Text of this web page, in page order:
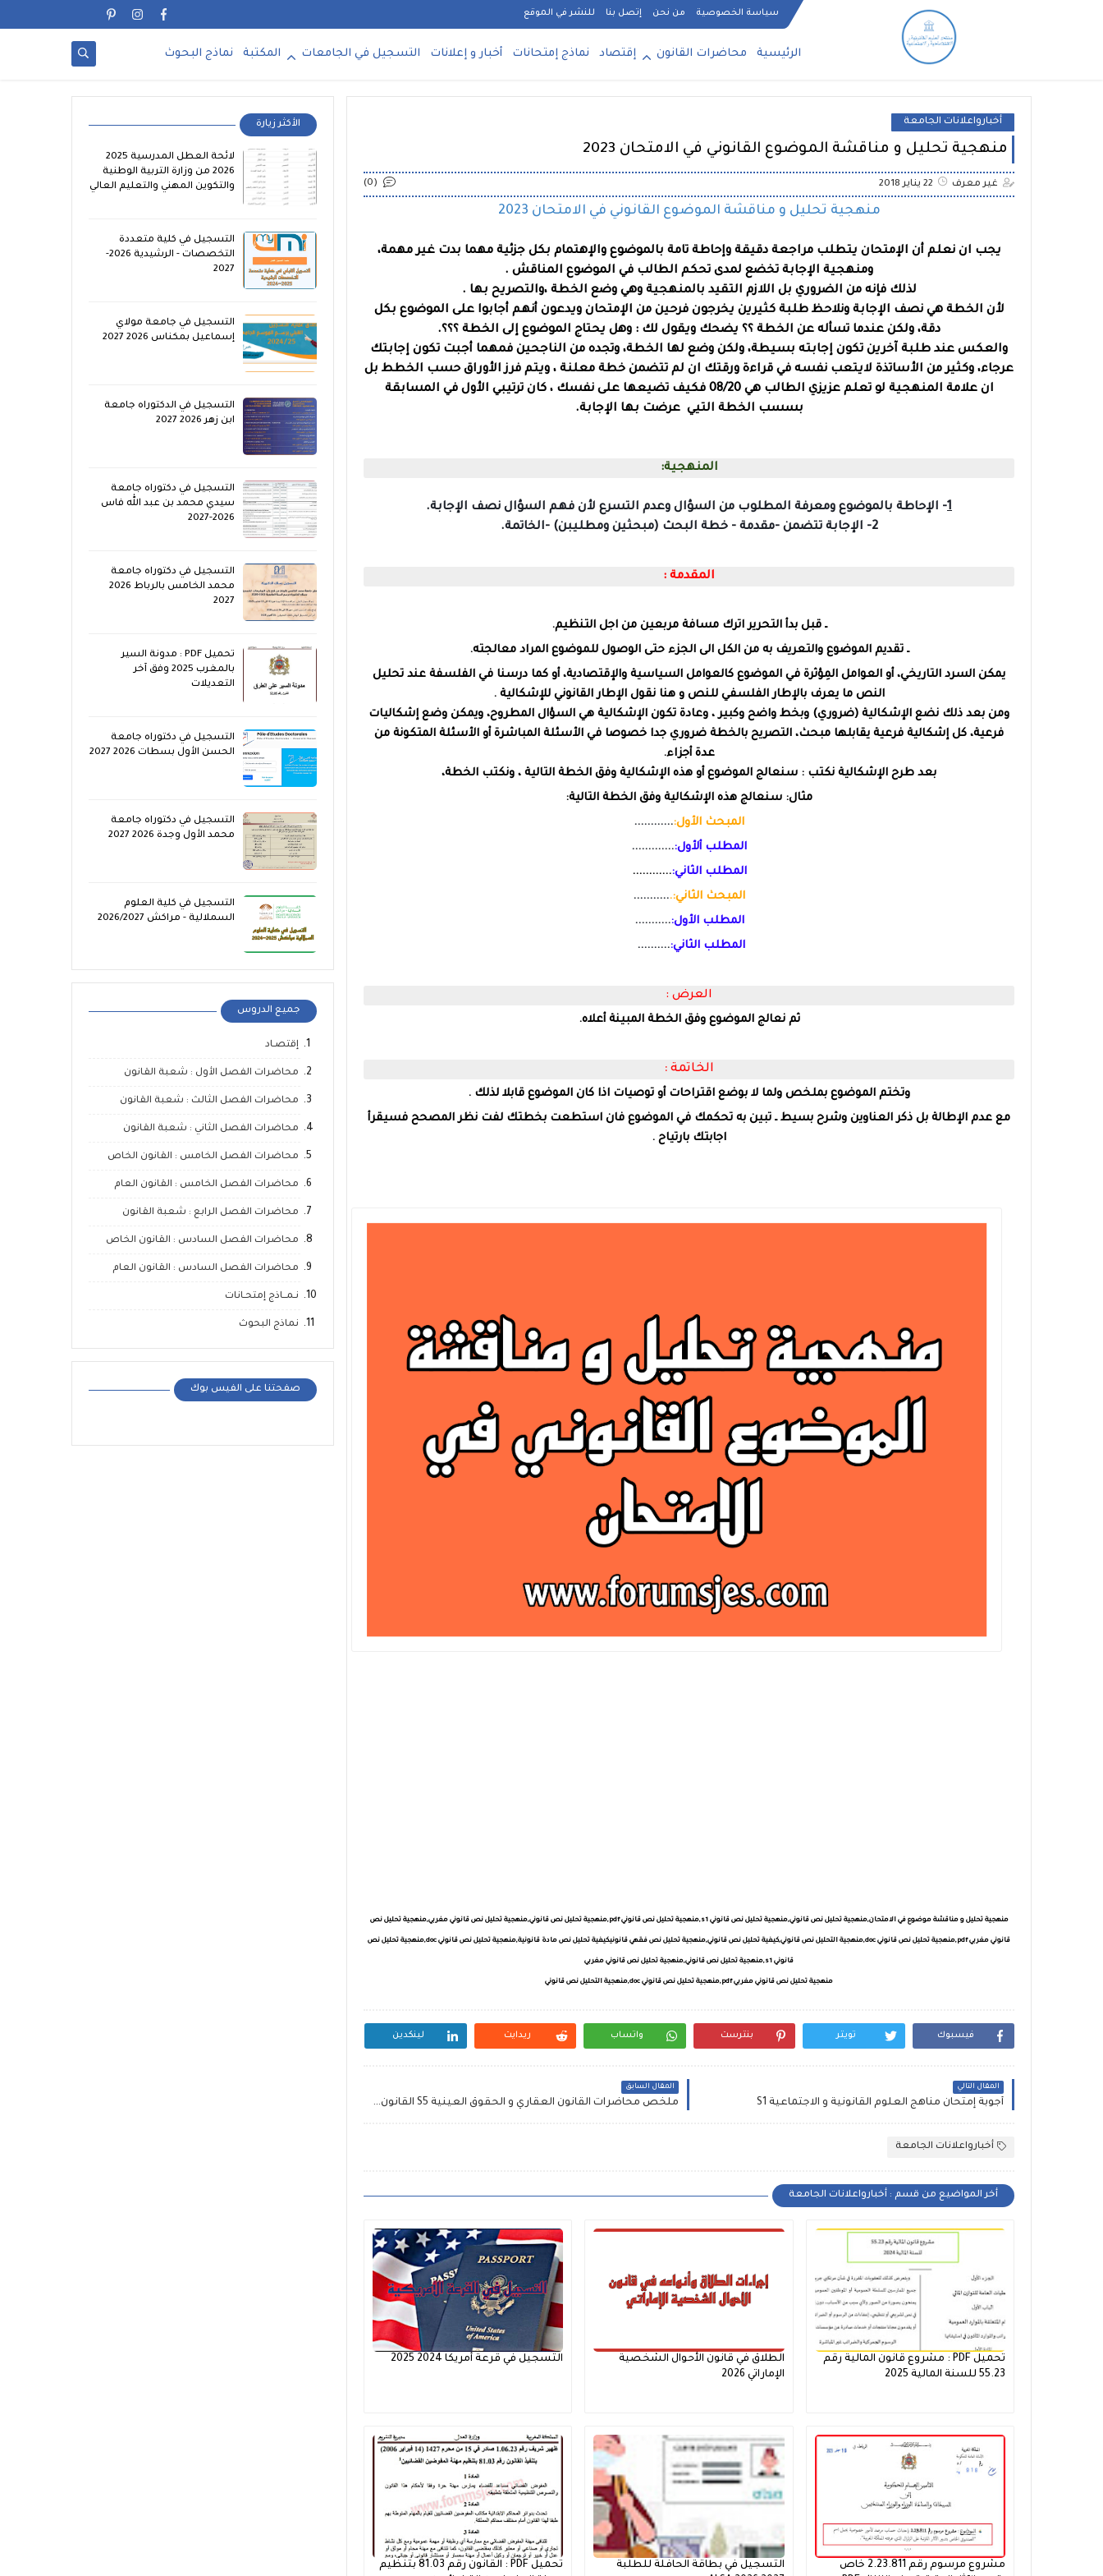
سياسة الخصوصية من نحن إتصل بنا للنشر في الموقع
الرئيسية محاضرات القانون إقتصاد نماذج إمتحانات أخبار و إعلانات التسجيل في الجامعات المكتبة نماذج البحوث
أخبارواعلانات الجامعة
منهجية تحليل و مناقشة الموضوع القانوني في الامتحان 2023
غير معرف 22 يناير 2018 (0)
منهجية تحليل و مناقشة الموضوع القانوني في الامتحان 2023
يجب ان نعلم أن الإمتحان يتطلب مراجعة دقيقة وإحاطة تامة بالموضوع والإهتمام بكل جزئية مهما بدت غير مهمة،
ومنهجية الإجابة تخضع لمدى تحكم الطالب في الموضوع المناقش .
لذلك فإنه من الضروري بل اللازم التقيد بالمنهجية وهي وضع الخطة ،والتصريح بها .
لأن الخطة هي نصف الإجابة ونلاحظ طلبة كثيرين يخرجون فرحين من الإمتحان ويدعون أنهم أجابوا على الموضوع بكل
دقة، ولكن عندما تسأله عن الخطة ؟؟ يضحك ويقول لك : وهل يحتاج الموضوع إلى الخطة ؟؟؟.
والعكس عند طلبة آخرين تكون إجابته بسيطة، ولكن وضع لها الخطة، وتجده من الناجحين فمهما أجبت تكون إجابتك
عرجاء، وكثير من الأساتذة لايتعب نفسه في قراءة ورقتك ان لم تتضمن خطة معلنة ، ويتم فرز الأوراق حسب الخطط بل
ان علامة المنهجية لو تعلم عزيزي الطالب هي08/20 فكيف تضيعها على نفسك ، كان ترتيبي الأول في المسابقة
بسسب الخطة التيي عرضت بها الإجابة.
المنهجية:
1- الإحاطة بالموضوع ومعرفة المطلوب من السؤال وعدم التسرع لأن فهم السؤال نصف الإجابة.
2- الإجابة تتضمن -مقدمة - خطة البحث (مبحثين ومطليبن) -الخاتمة.
المقدمة :
ـ قبل بدأ التحرير اترك مسافة مربعين من اجل التنظيم.
ـ تقديم الموضوع والتعريف به من الكل الى الجزء حتى الوصول للموضوع المراد معالجته.
يمكن السرد التاريخي، أو العوامل المِؤثرة في الموضوع كالعوامل السياسية والإقتصادية، أو كما درسنا في الفلسفة عند تحليل
النص ما يعرف بالإطار الفلسفي للنص و هنا نقول الإطار القانوني للإشكالية .
ومن بعد ذلك نضع الإشكالية (ضروري) وبخط واضح وكبير ، وعادة تكون الإشكالية هي السؤال المطروح، ويمكن وضع إشكاليات
فرعية، كل إشكالية فرعية يقابلها مبحث، التصريح بالخطة ضروري جدا خصوصا في الأسئلة المباشرة أو الأسئلة المتكونة من
عدة أجزاء.
بعد طرح الإشكالية نكتب : سنعالج الموضوع أو هذه الإشكالية وفق الخطة التالية ، ونكتب الخطة،
مثال: سنعالج هذه الإشكالية وفق الخطة التالية:
المبحث الأول:............
المطلب ألأول:.............
المطلب الثاني:............
المبحث الثاني:.
...........
المطلب الأول:...........
المطلب الثاني:..........
العرض :
ثم نعالج الموضوع وفق الخطة المبينة أعلاه.
الخاتمة :
وتختم الموضوع بملخص ولما لا بوضع اقتراحات أو توصيات اذا كان الموضوع قابلا لذلك .
مع عدم الإطالة بل ذكر العناوين وشرح بسيط ـ تبين به تحكمك في الموضوع فان استطعت بخطتك لفت نظر المصحح فسيقرأ
اجابتك بارتياح .
منهجية تحليل و مناقشة موضوع في الامتحان,منهجية تحليل نص قانوني,منهجية تحليل نص قانوني s1,منهجية تحليل نص قانوني pdf,منهجية تحليل نص قانوني,منهجية تحليل نص قانوني مغربي,منهجية تحليل نص
قانوني مغربي pdf,منهجية تحليل نص قانوني doc,منهجية التحليل نص قانوني,كيفية تحليل نص قانوني,منهجية تحليل نص فقهي قانوني كيفية تحليل نص مادة قانونية,منهجية تحليل نص قانوني doc,منهجية تحليل نص
قانوني s1,منهجية تحليل نص قانوني,منهجية تحليل نص قانوني مغربي
منهجية تحليل نص قانوني مغربي pdf,منهجية تحليل نص قانوني doc,منهجية التحليل نص قانوني
فيسبوك تويتر بنترست واتساب ريدايت لينكدين
المقال التالي
أجوبة إمتحان مناهج العلوم القانونية و الاجتماعية S1
المقال السابق
ملخص محاضرات القانون العقاري و الحقوق العينية S5 القانون الخاص
أخبارواعلانات الجامعة
أخر المواضيع من قسم : أخبارواعلانات الجامعة
تحميل PDF : مشروع قانون المالية رقم
55.23 للسنة المالية 2025
الطلاق في قانون الأحوال الشخصية
الإماراتي 2026
التسجيل في قرعة أمريكا 2024 2025
مشروع مرسوم رقم 2.23.811 خاص
التسجيل في بطاقة الحافلة للطلبة
تحميل PDF : القانون رقم 81.03 بتنظيم
الأكثر زيارة
لائحة العطل المدرسية 2025
2026 من وزارة التربية الوطنية
والتكوين المهني والتعليم العالي
التسجيل في كلية متعددة
التخصصات - الرشيدية 2026-
2027
التسجيل في جامعة مولاي
إسماعيل بمكناس 2026 2027
التسجيل في الدكتوراه جامعة
ابن زهر 2026 2027
التسجيل في دكتوراه جامعة
سيدي محمد بن عبد الله فاس
2026-2027
التسجيل في دكتوراه جامعة
محمد الخامس بالرباط 2026
2027
تحميل PDF : مدونة السير
بالمغرب 2025 وفق آخر
التعديلات
التسجيل في دكتوراه جامعة
الحسن الأول بسطات 2026 2027
التسجيل في دكتوراه جامعة
محمد الأول وجدة 2026 2027
التسجيل في كلية العلوم
السملالية - مراكش 2026/2027
جميع الدروس
إقتصـاد
محاضرات الفصل الأول : شعبة القانون
محاضرات الفصل الثالث : شعبة القانون
محاضرات الفصل الثاني : شعبة القانون
محاضرات الفصل الخامس : القانون الخاص
محاضرات الفصل الخامس : القانون العام
محاضرات الفصل الرابع : شعبة القانون
محاضرات الفصل السادس : القانون الخاص
محاضرات الفصل السادس : القانون العام
نـمــاذج إمتحـانات
نماذج البحوث
صفحتنا على الفيس بوك